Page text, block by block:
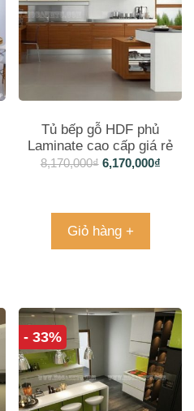
Tủ bếp gỗ HDF phủ
Laminate cao cấp giá rẻ
TB061
8,170,000₫ 6,170,000₫
Giỏ hàng +
- 33%